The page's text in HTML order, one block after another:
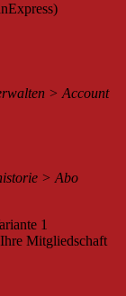
> Account
> Abo
1
Mitgliedschaft